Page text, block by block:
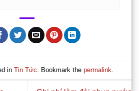
in Tin Tức . Bookmark the permalink